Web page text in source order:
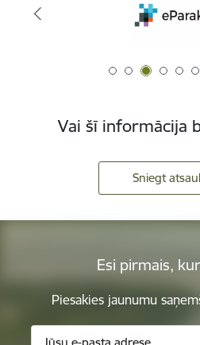
Vai šī informācija
Sniegt
Esi pirmais,
Piesakies jaunumu